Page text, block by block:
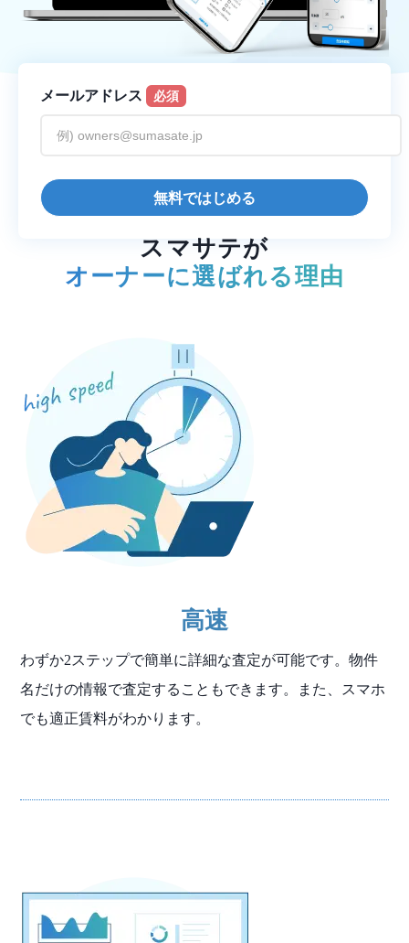
メールアドレス 必須
無料ではじめる
Reason
スマサテが
オーナーに選ばれる理由
高速
わずか2ステップで簡単に詳細な査定が可能です。物件
名だけの情報で査定することもできます。また、スマホ
でも適正賃料がわかります。